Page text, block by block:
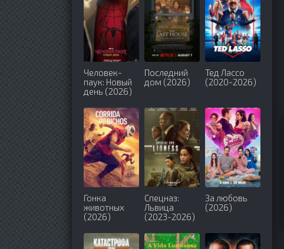
Человек-
паук: Новый
день (2026)
Последний
дом (2026)
Тед Лассо
(2020-2026)
Гонка
животных
(2026)
Спецназ:
Львица
(2023-2026)
За любовь
(2026)